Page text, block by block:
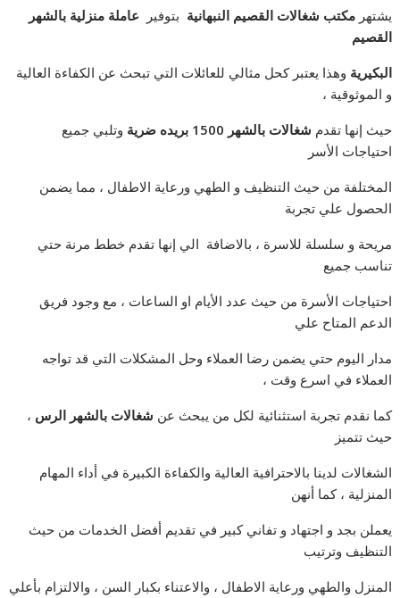
يشتهرمكتب شغالات القصيم النبهانية بتوفير عاملة منزلية بالشهر
القصيم
البكيرية وهذا يعتبر كحل مثالي للعائلات التي تبحث عن الكفاءة العالية
و الموثوقية ،
حيث إنها تقدم شغالات بالشهر 1500 بريده ضرية
وتلبي جميع
احتياجات الأسر
المختلفة من حيث التنظيف و الطهي ورعاية الاطفال ، مما يضمن
الحصول علي تجربة
مريحة و سلسلة للاسرة ، بالاضافة الي إنها تقدم خطط مرنة حتي
تناسب جميع
احتياجات الأسرة من حيث عدد الأيام او الساعات ، مع وجود فريق
الدعم المتاح علي
مدار اليوم حتي يضمن رضا العملاء وحل المشكلات التي قد تواجه
العملاء في اسرع وقت ،
كما نقدم تجربة استثنائية لكل من يبحث عن شغالات بالشهر الرس ،
حيث تتميز
الشغالات لدينا بالاحترافية العالية والكفاءة الكبيرة في أداء المهام
المنزلية ، كما أنهن
يعملن بجد و اجتهاد و تفاني كبير في تقديم أفضل الخدمات من حيث
التنظيف وترتيب
المنزل والطهي ورعاية الاطفال ، والاعتناء بكبار السن ، والالتزام بأعلي